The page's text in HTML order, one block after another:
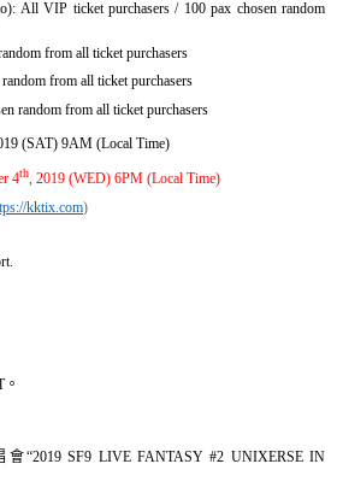
All VIP ticket purchasers / 100 pax chosen random
from all ticket purchasers
from all ticket purchasers
random from all ticket purchasers
(SAT) 9AM (Local Time)
4th, 2019 (WED) 6PM (Local Time)
kktix.com)
。
會“2019 SF9 LIVE FANTASY #2 UNIXERSE IN